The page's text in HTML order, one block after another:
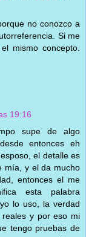
no conozco a
Si me
mismo concepto.
19:16
supe de algo
entonces eh
el detalle es
mía, y el da mucho
entonces el me
esta palabra
lo uso, la verdad
y por eso mi
tengo pruebas de